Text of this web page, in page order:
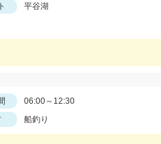
平谷湖
06:00～12:30
船釣り